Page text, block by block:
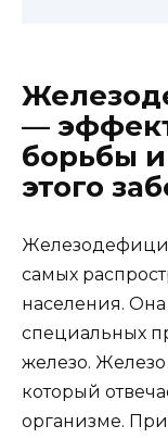
—
борьбы
этого
самых
населения.
специальных
железо. Железо
который
организме.